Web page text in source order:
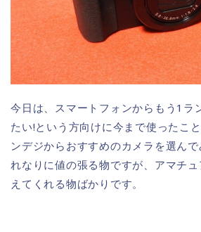
今日は、スマートフォンからもう1ラ
たい!という方向けに今まで使ったこ
ンデジからおすすめのカメラを選ん
れなりに値の張る物ですが、アマチ
えてくれる物ばかりです。